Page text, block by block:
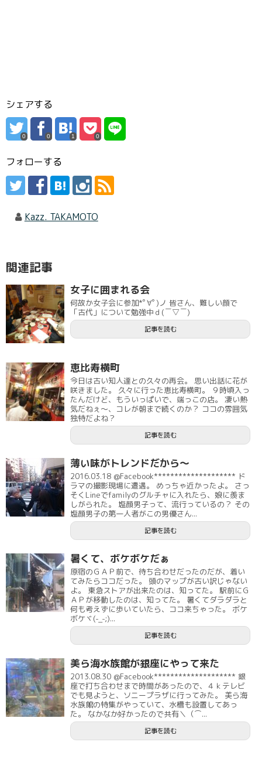
シェアする
0 0 1 0
フォローする
Kazz. TAKAMOTO
関連記事
女子に囲まれる会
何故か女子会に参加*ﾟ∀ﾟ)ノ 皆さん、難しい顔で
「古代」について勉強中ｄ(￣▽￣)
記事を読む
恵比寿横町
今日は古い知人達との久々の再会。 思い出話に花が
咲きました。 久々に行った恵比寿横町。 ９時頃入っ
たんだけど、もういっぱいで、端っこの店。 凄い熱
気だねぇ～、コレが朝まで続くのか？ ココの雰囲気
独特だよね？
記事を読む
薄い味がトレンドだから～
2016.03.18 @Facebook******************** ド
ラマの撮影現場に遭遇。 めっちゃ近かったよ。 さっ
そくLineでfamilyのグルチャに入れたら、娘に羨ま
しがられた。 塩顔男子って、流行っているの？ その
塩顔男子の第一人者がこの男優さん...
記事を読む
暑くて、ボケボケだぁ
原宿のＧＡＰ前で、待ち合わせだったのだが、着い
てみたらココだった。 頭のマップが古い訳じゃない
よ。 東急ストアが出来たのは、知ってた。 駅前にＧ
ＡＰが移動したのは、知ってた。 暑くてダラダラと
何も考えずに歩いていたら、ココ来ちゃった。 ボケ
ボケヾ(-_-;)...
記事を読む
美ら海水族館が銀座にやって来た
2013.08.30 @Facebook******************** 銀
座で打ち合わせまで時間があったので、４ｋテレビ
でも見ようと、ソニープラザに行ってみた。 美ら海
水族館の特集がやっていて、水槽も設置してあっ
た。 なかなか好かったので共有＼（⌒...
記事を読む